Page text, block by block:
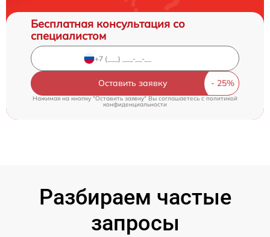
Бесплатная консультация со
специалистом
Оставить заявку
Нажимая на кнопку "Оставить заявку" Вы соглашаетесь c политикой
конфиденциальности
Разбираем частые
запросы